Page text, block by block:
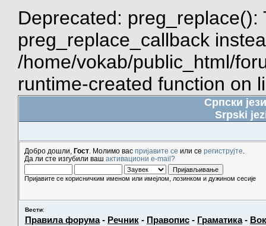
Deprecated:
preg_replace_callback
/home/vokab/public_html/
runtime-created function on
Српски
Srpski
Добро дошли, Гост . Молимо вас пријавите се или се региструјте
Да ли сте изгубили ваш активациони e-mail?
Пријавите се корисничким именом или имејлом, лозинком и дужином сесије
Вести:
Правила форума- Речник - Правопис - Граматика-